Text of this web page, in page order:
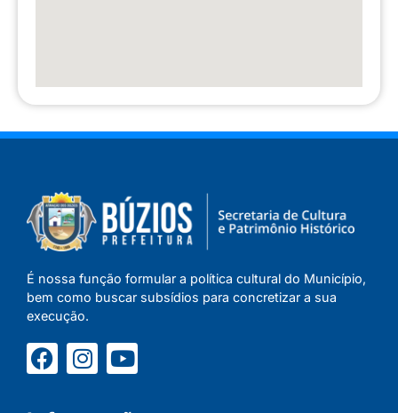
É nossa função formular a política cultural do Município,
bem como buscar subsídios para concretizar a sua
execução.